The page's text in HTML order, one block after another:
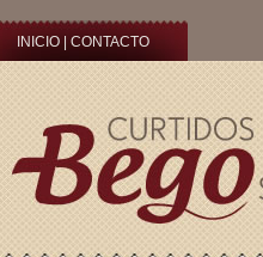
INICIO CONTACTO